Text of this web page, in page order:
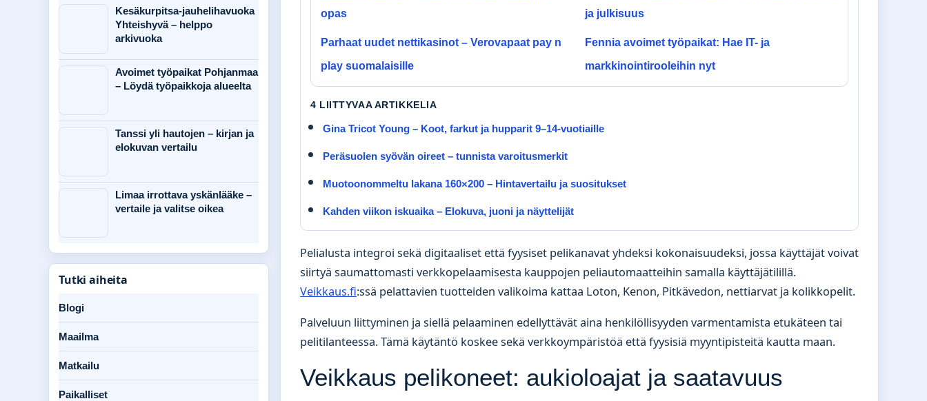
opas
ja julkisuus
Parhaat uudet nettikasinot – Verovapaat pay n
play suomalaisille
Fennia avoimet työpaikat: Hae IT- ja
markkinointirooleihin nyt
4 LIITTYVAA ARTIKKELIA
Gina Tricot Young – Koot, farkut ja hupparit 9–14-vuotiaille
Peräsuolen syövän oireet – tunnista varoitusmerkit
Muotoonommeltu lakana 160×200 – Hintavertailu ja suositukset
Kahden viikon iskuaika – Elokuva, juoni ja näyttelijät
Pelialusta integroi sekä digitaaliset että fyysiset pelikanavat yhdeksi kokonaisuudeksi, jossa käyttäjät voivat
siirtyä saumattomasti verkkopelaamisesta kauppojen peliautomaatteihin samalla käyttäjätilillä.
Veikkaus.fi:ssä pelattavien tuotteiden valikoima kattaa Loton, Kenon, Pitkävedon, nettiarvat ja kolikkopelit.
Palveluun liittyminen ja siellä pelaaminen edellyttävät aina henkilöllisyyden varmentamista etukäteen tai
pelitilanteessa. Tämä käytäntö koskee sekä verkkoympäristöä että fyysisiä myyntipisteitä kautta maan.
Veikkaus pelikoneet: aukioloajat ja saatavuus
Kesäkurpitsa-jauhelihavuoka
Yhteishyvä – helppo
arkivuoka
Avoimet työpaikat Pohjanmaa
– Löydä työpaikkoja alueelta
Tanssi yli hautojen – kirjan ja
elokuvan vertailu
Limaa irrottava yskänlääke –
vertaile ja valitse oikea
Tutki aiheita
Blogi
Maailma
Matkailu
Paikalliset